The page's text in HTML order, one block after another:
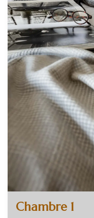
Chambre 1